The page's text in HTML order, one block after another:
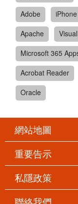
Adobe
iPhone
Apache
Microsoft 365
Acrobat Reader
Oracle
網站地圖
重要告示
私隱政策